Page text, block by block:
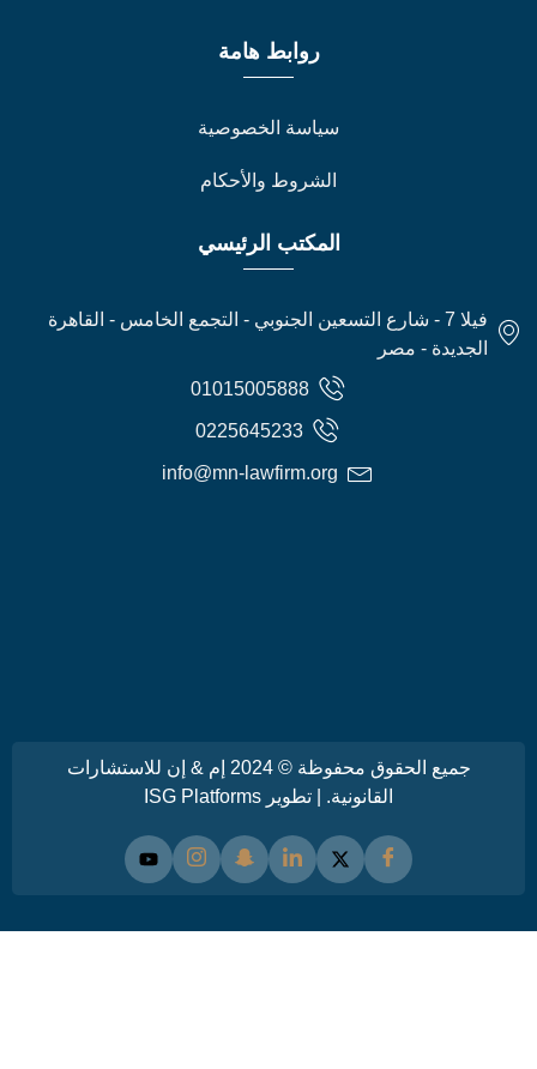
روابط هامة
سياسة الخصوصية
الشروط والأحكام
المكتب الرئيسي
فيلا 7 - شارع التسعين الجنوبي - التجمع الخامس - القاهرة
الجديدة - مصر
01015005888
0225645233
info@mn-lawfirm.org
جميع الحقوق محفوظة © 2024 إم & إن للاستشارات
القانونية. | تطويرISG Platforms